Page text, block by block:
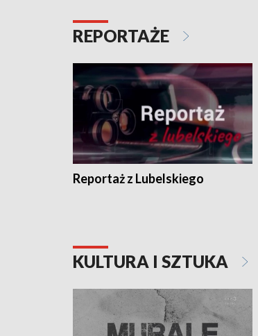
REPORTAŻE
Reportaż z Lubelskiego
KULTURA I SZTUKA